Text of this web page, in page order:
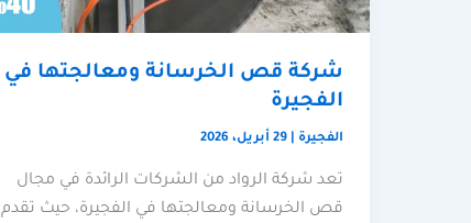
شركة قص الخرسانة ومعالجتها في
الفجيرة
الفجيرة 29 أبريل، 2026
تعد شركة الرواد من الشركات الرائدة في مجال
قص الخرسانة ومعالجتها في الفجيرة، حيث تقدم